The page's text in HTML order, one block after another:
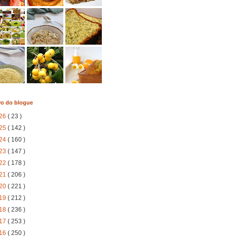
do blogue
( 23 )
( 142 )
( 160 )
( 147 )
( 178 )
( 206 )
( 221 )
( 212 )
( 236 )
( 253 )
( 250 )